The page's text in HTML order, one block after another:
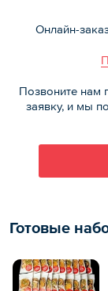
Онлайн-
Позвоните нам
заявку, и мы
Готовые